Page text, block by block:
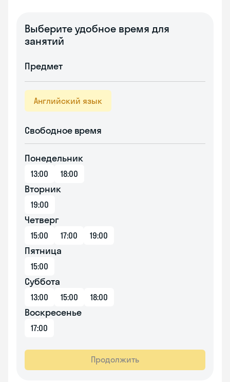
Выберите удобное время для
занятий
Предмет
Английский язык
Свободное время
Понедельник
13:00 18:00
Вторник
19:00
Четверг
15:00 17:00 19:00
Пятница
15:00
Суббота
13:00 15:00 18:00
Воскресенье
17:00
Продолжить